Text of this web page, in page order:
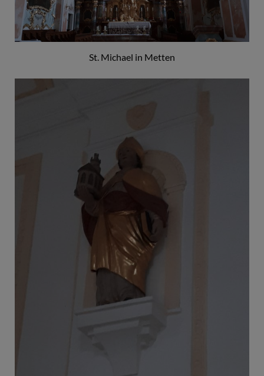
St. Michael in Metten